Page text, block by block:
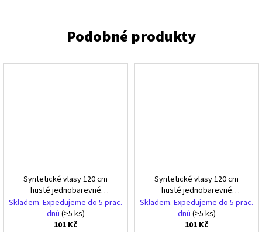
Syntetické vlasy 120 cm
husté jednobarevné
tyrkysové WLS10
Skladem. Expedujeme do 5 prac.
dnů (>5 ks)
101 Kč
Syntetické vlasy 120 cm
husté jednobarevné
limetkové WLS43
Skladem. Expedujeme do 5 prac.
dnů (>5 ks)
101 Kč